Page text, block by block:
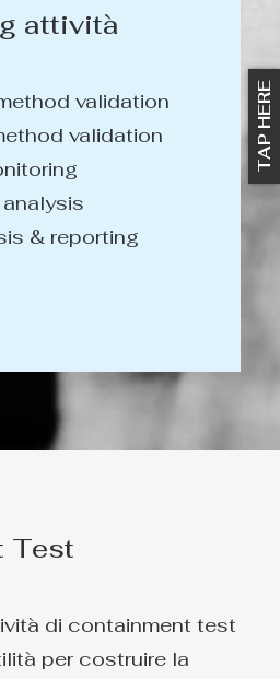
attività
validation
validation
& reporting
Test
di containment test
per costruire la
TAP HERE